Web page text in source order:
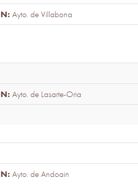
Ayto. de Villabona
Ayto. de Lasarte-Oria
Ayto. de Andoain